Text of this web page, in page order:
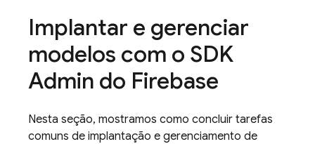
Implantar e gerenciar
modelos com o SDK
Admin do Firebase
Nesta seção, mostramos como concluir tarefas
comuns de implantação e gerenciamento de